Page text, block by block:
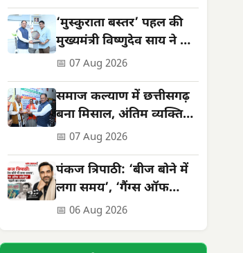
‘मुस्कुराता बस्तर’ पहल की
मुख्यमंत्री विष्णुदेव साय ने की
सराहना
📅 07 Aug 2026
समाज कल्याण में छत्तीसगढ़
बना मिसाल, अंतिम व्यक्ति
तक पहुंच रहीं योजनाएं
📅 07 Aug 2026
पंकज त्रिपाठी: ‘बीज बोने में
लगा समय’, ‘गैंग्स ऑफ
वासेपुर’ से पहले का सफर
📅 06 Aug 2026